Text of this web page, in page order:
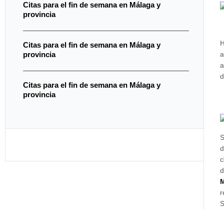
Citas para el fin de semana en Málaga y
provincia
Citas para el fin de semana en Málaga y
provincia
Citas para el fin de semana en Málaga y
provincia